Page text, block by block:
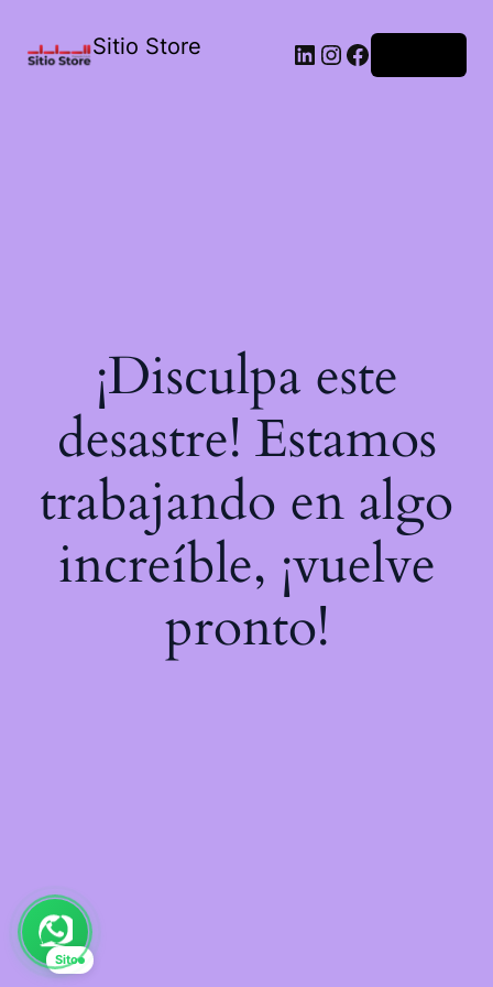
Sitio Store
¡Disculpa este
desastre! Estamos
trabajando en algo
increíble, ¡vuelve
pronto!
Sito